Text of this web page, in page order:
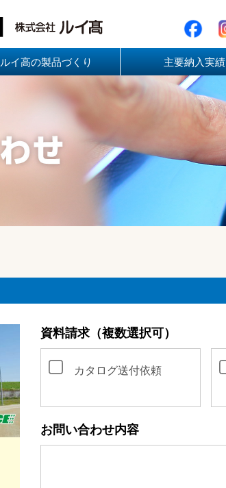
ルイ高の製品づくり 主要納入実績
資料請求（複数選択可）
カタログ送付依頼
お問い合わせ内容